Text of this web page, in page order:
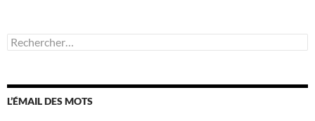
Rechercher :
L’ÉMAIL DES MOTS